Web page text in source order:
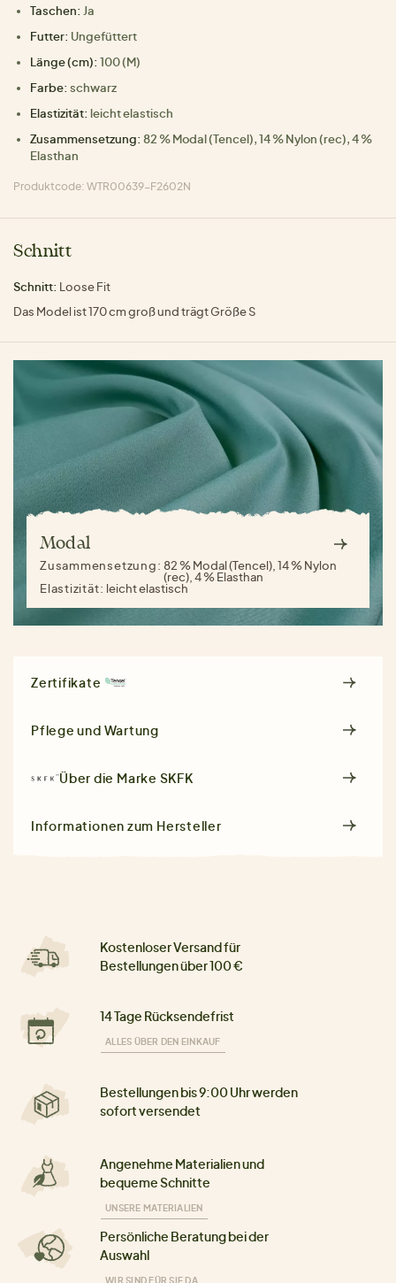
Taschen: Ja
Futter: Ungefüttert
Länge (cm): 100 (M)
Farbe: schwarz
Elastizität: leicht elastisch
Zusammensetzung: 82 % Modal (Tencel), 14 % Nylon (rec), 4 %
Elasthan
Produktcode: WTR00639-F2602N
Schnitt
Schnitt: Loose Fit
Das Model ist 170 cm groß und trägt Größe S
Modal
Zusammensetzung:82 % Modal (Tencel), 14 % Nylon
(rec), 4 % Elasthan
Elastizität: leicht elastisch
Zertifikate
Pflege und Wartung
Über die Marke SKFK
Informationen zum Hersteller
Kostenloser Versand für
Bestellungen über 100 €
14 Tage Rücksendefrist
ALLES ÜBER DEN EINKAUF
Bestellungen bis 9:00 Uhr werden
sofort versendet
Angenehme Materialien und
bequeme Schnitte
UNSERE MATERIALIEN
Persönliche Beratung bei der
Auswahl
WIR SIND FÜR SIE DA